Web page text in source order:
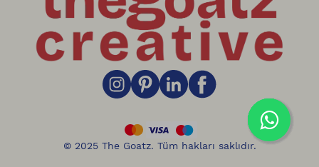
© 2025 The Goatz. Tüm hakları saklıdır.